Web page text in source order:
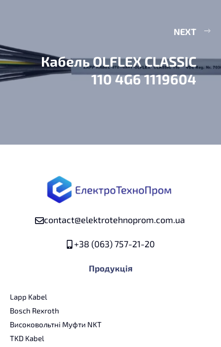
NEXT
Кабель OLFLEX CLASSIC
110 4G6 1119604
contact@elektrotehnoprom.com.ua
+38 (063) 757-21-20
Продукція
Lapp Kabel
Bosch Rexroth
Високовольтні Муфти NKT
TKD Kabel